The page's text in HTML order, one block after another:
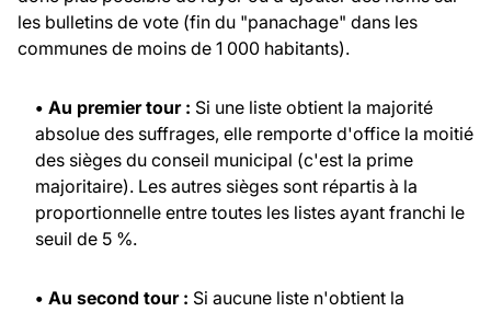
les bulletins de vote (fin du "panachage" dans les
communes de moins de 1 000 habitants).
• Au premier tour : Si une liste obtient la majorité
absolue des suffrages, elle remporte d'office la moitié
des sièges du conseil municipal (c'est la prime
majoritaire). Les autres sièges sont répartis à la
proportionnelle entre toutes les listes ayant franchi le
seuil de 5 %.
• Au second tour : Si aucune liste n'obtient la